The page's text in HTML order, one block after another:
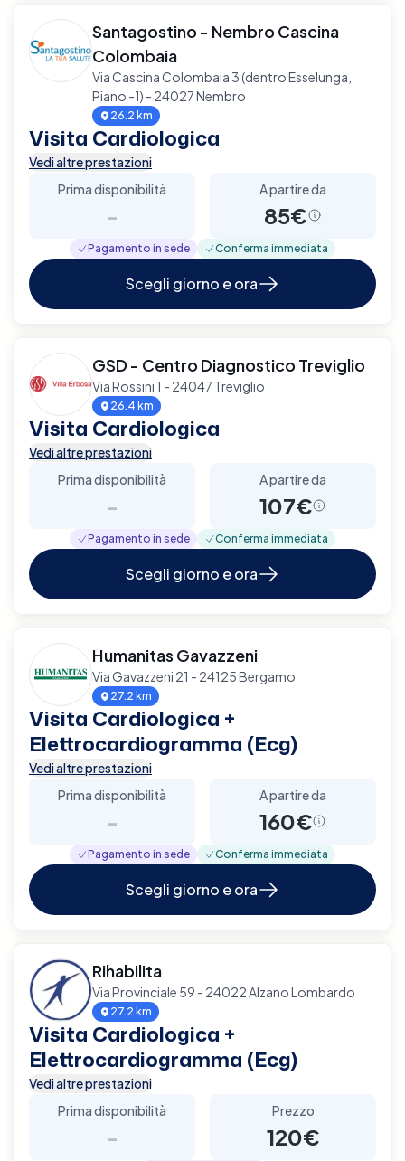
Santagostino - Nembro Cascina
Colombaia
Via Cascina Colombaia 3 (dentro Esselunga,
Piano -1) - 24027 Nembro
26.2 km
Visita Cardiologica
Vedi altre prestazioni
Prima disponibilità
-
A partire da
85€
Pagamento in sede Conferma immediata
Scegli giorno e ora
GSD - Centro Diagnostico Treviglio
Via Rossini 1 - 24047 Treviglio
26.4 km
Visita Cardiologica
Vedi altre prestazioni
Prima disponibilità
-
A partire da
107€
Pagamento in sede Conferma immediata
Scegli giorno e ora
Humanitas Gavazzeni
Via Gavazzeni 21 - 24125 Bergamo
27.2 km
Visita Cardiologica +
Elettrocardiogramma (Ecg)
Vedi altre prestazioni
Prima disponibilità
-
A partire da
160€
Pagamento in sede Conferma immediata
Scegli giorno e ora
Rihabilita
Via Provinciale 59 - 24022 Alzano Lombardo
27.2 km
Visita Cardiologica +
Elettrocardiogramma (Ecg)
Vedi altre prestazioni
Prima disponibilità
-
Prezzo
120€